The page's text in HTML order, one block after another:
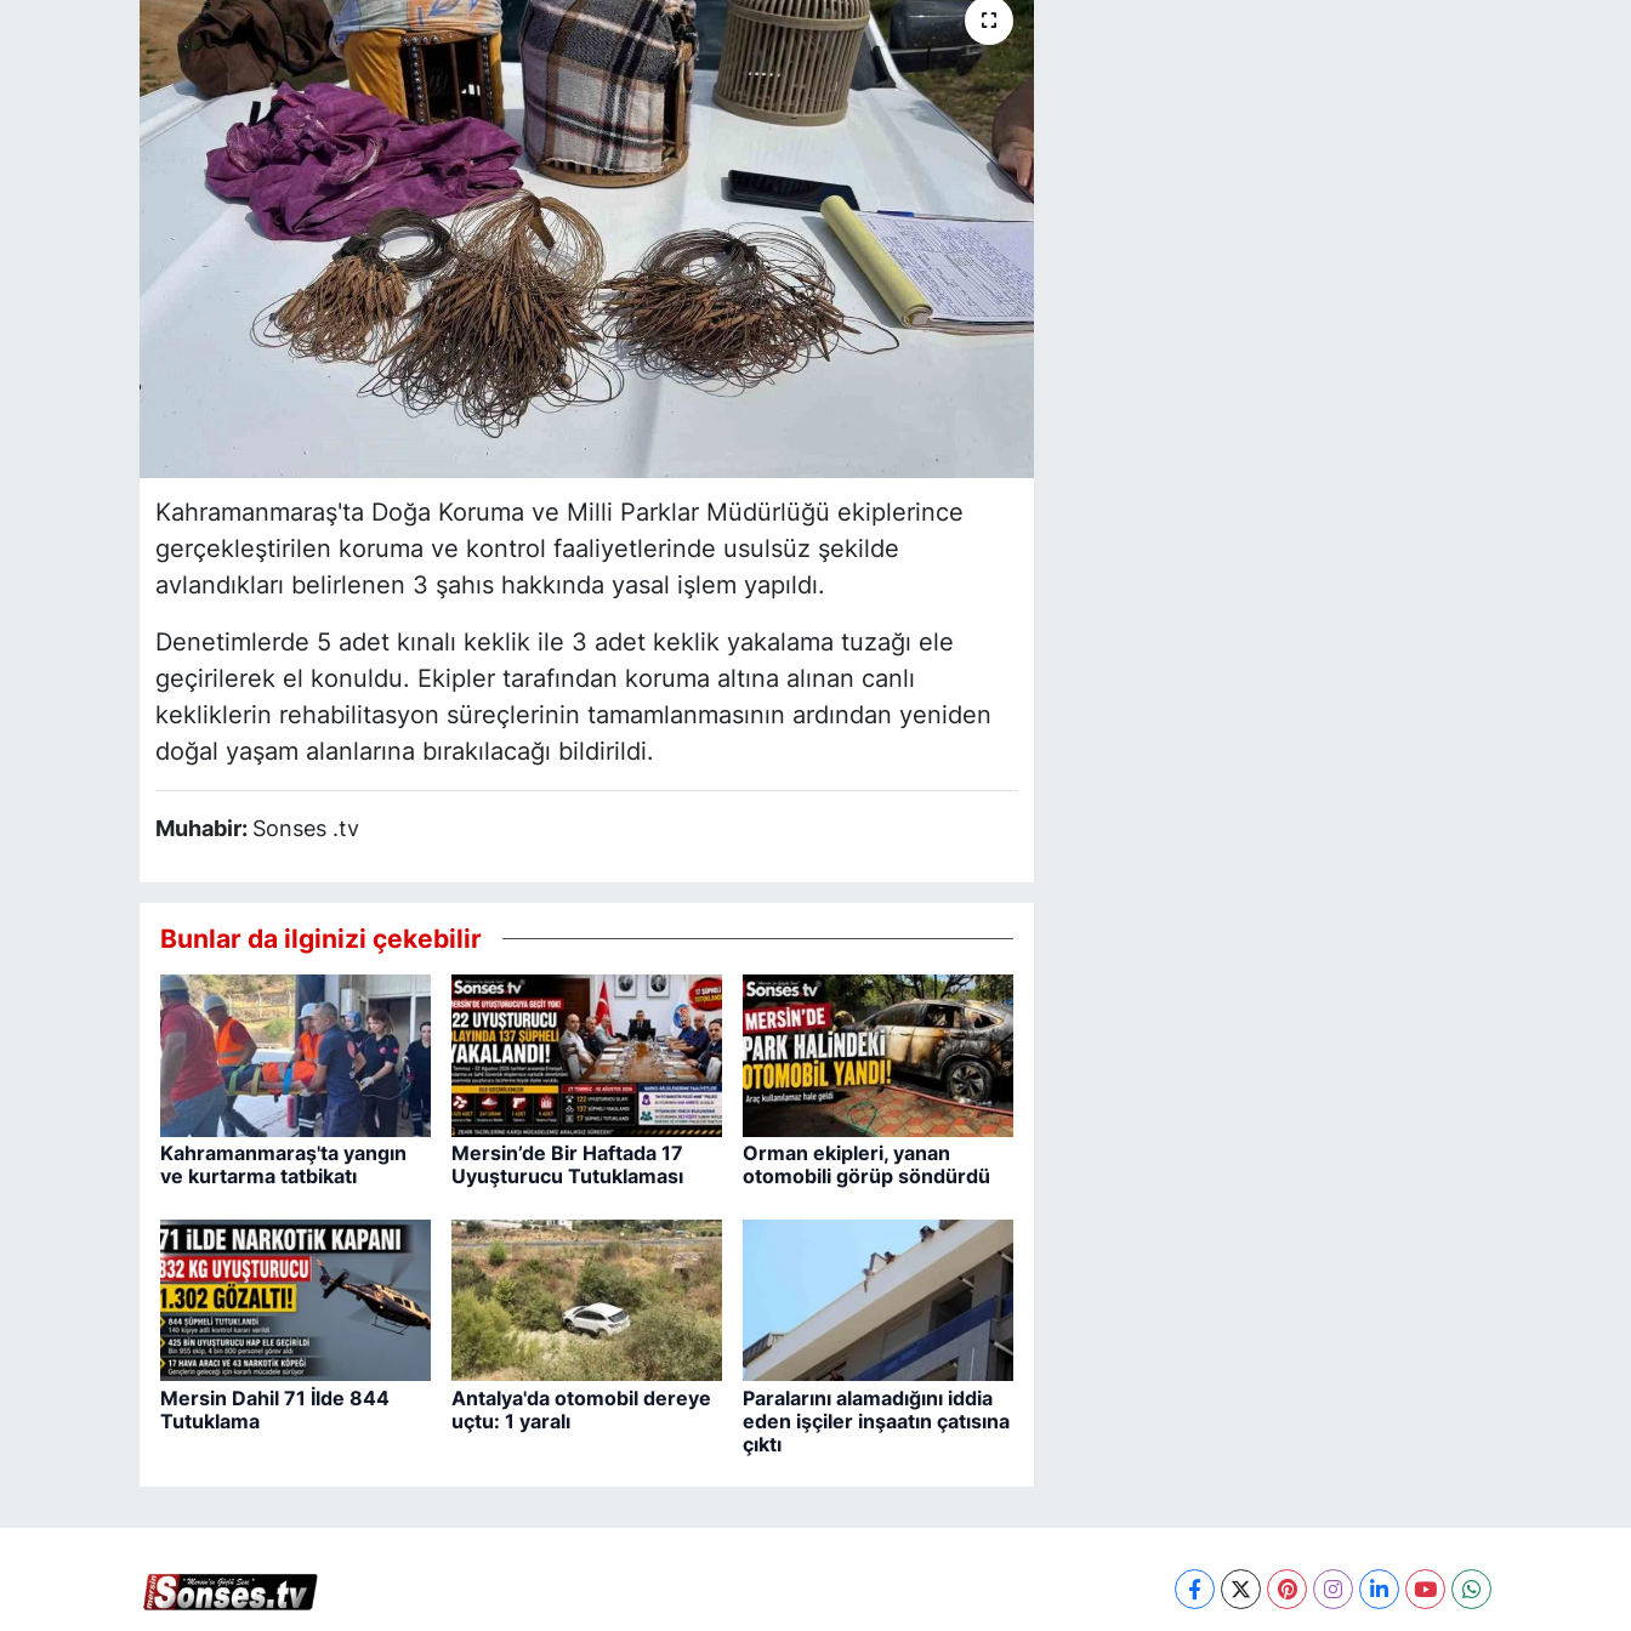
Kahramanmaraş'ta Doğa Koruma ve Milli Parklar Müdürlüğü ekiplerince
gerçekleştirilen koruma ve kontrol faaliyetlerinde usulsüz şekilde
avlandıkları belirlenen 3 şahıs hakkında yasal işlem yapıldı.
Denetimlerde 5 adet kınalı keklik ile 3 adet keklik yakalama tuzağı ele
geçirilerek el konuldu. Ekipler tarafından koruma altına alınan canlı
kekliklerin rehabilitasyon süreçlerinin tamamlanmasının ardından yeniden
doğal yaşam alanlarına bırakılacağı bildirildi.
Muhabir: Sonses .tv
Bunlar da ilginizi çekebilir
Kahramanmaraş'ta yangın
ve kurtarma tatbikatı
Mersin’de Bir Haftada 17
Uyuşturucu Tutuklaması
Orman ekipleri, yanan
otomobili görüp söndürdü
Mersin Dahil 71 İlde 844
Tutuklama
Antalya'da otomobil dereye
uçtu: 1 yaralı
Paralarını alamadığını iddia
eden işçiler inşaatın çatısına
çıktı
Siyaset
YEREL HABER
Haberde insan